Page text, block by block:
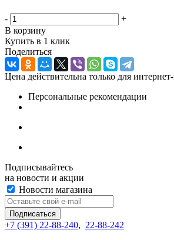
-
+
В корзину
Купить в 1 клик
Поделиться
Цена действительна только для
Персональные рекомендации
Подписывайтесь
на новости и акции
Новости магазина
+7 (391) 22-88-240, 22-88-242